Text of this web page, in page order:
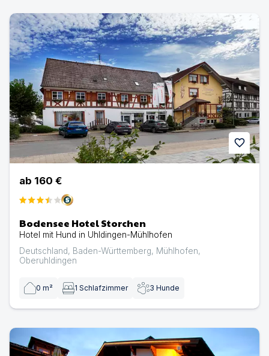
favorite
Bodensee Hotel Storchen | Hotel mit Hund in
ab 160 €
Bodensee Hotel Storchen
Hotel mit Hund in Uhldingen-Mühlhofen
Deutschland, Baden-Württemberg, Mühlhofen,
Oberuhldingen
0 m² 1 Schlafzimmer 3 Hunde
Hotel Apartments Alpenrose | Hotel mit Hund in Au